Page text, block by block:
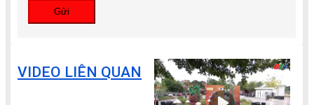
Gửi
VIDEO LIÊN QUAN